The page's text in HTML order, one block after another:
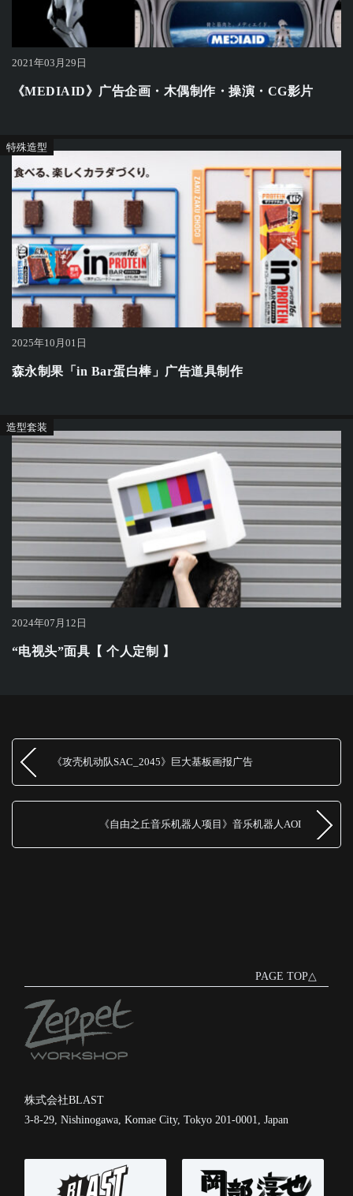
2021年03月29日
《MEDIAID》广告企画・木偶制作・操演・CG影片
2025年10月01日
特殊造型
森永制果「in Bar蛋白棒」广告道具制作
2024年07月12日
造型套装
“电视头”面具【 个人定制 】
《攻壳机动队SAC_2045》巨大基板画报广告
《自由之丘音乐机器人项目》音乐机器人AOI
PAGE TOP△
株式会社BLAST
3-8-29, Nishinogawa, Komae City, Tokyo 201-0001, Japan